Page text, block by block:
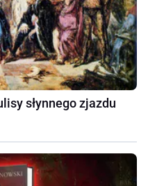
słynnego zjazdu